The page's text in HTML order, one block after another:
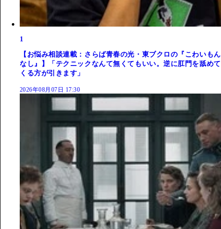
1
【お悩み相談連載：さらば青春の光・東ブクロの『こわいもん
なし』】「テクニックなんて無くてもいい。逆に肛門を舐めて
くる方が引きます」
2026年08月07日 17:30